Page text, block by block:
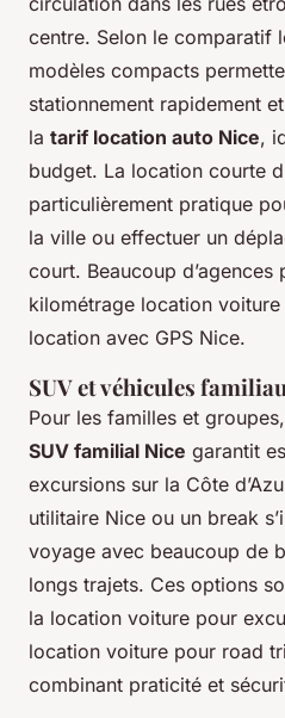
centre. Selon le comparatif
modèles compacts
stationnement rapidement
la tarif location auto Nice,
budget. La location courte
particulièrement pratique
la ville ou effectuer un
court. Beaucoup
kilométrage location
location avec GPS Nice.
SUV et véhicules
Pour les familles et
SUV familial Nice garantit
excursions sur la Côte
utilitaire Nice ou un break
voyage avec beaucoup de
longs trajets. Ces options
la location voiture pour
location voiture pour road
combinant praticité et